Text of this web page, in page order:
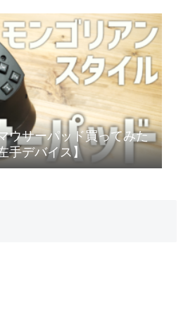
ウサーパッド買ってみた
手デバイス】